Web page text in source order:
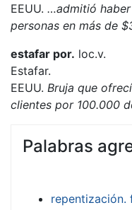
EEUU. …admitió
personas en más de
estafar por. loc.v.
Estafar.
EEUU. Bruja que
clientes por 100.000
Palabras
repentización.